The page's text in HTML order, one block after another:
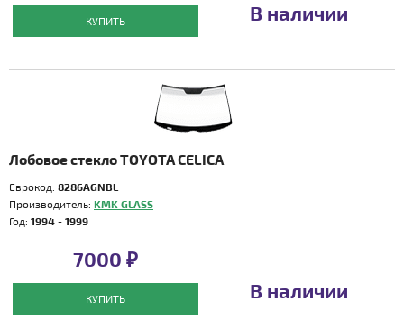
КУПИТЬ В наличии
Лобовое стекло TOYOTA CELICA
Еврокод: 8286AGNBL
Производитель: KMK GLASS
Год: 1994 - 1999
7000 ₽
КУПИТЬ В наличии